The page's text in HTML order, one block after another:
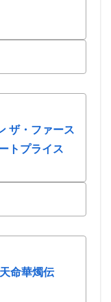
ザ・ファース
トプライス
命華燭伝